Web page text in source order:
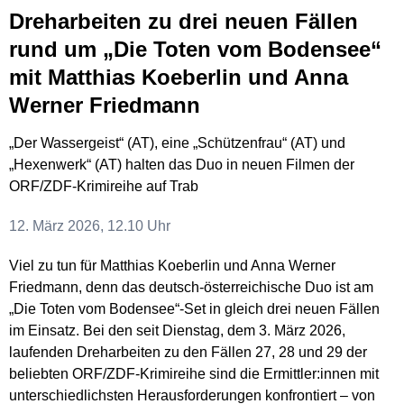
Dreharbeiten zu drei neuen Fällen
rund um „Die Toten vom Bodensee“
mit Matthias Koeberlin und Anna
Werner Friedmann
„Der Wassergeist“ (AT), eine „Schützenfrau“ (AT) und
„Hexenwerk“ (AT) halten das Duo in neuen Filmen der
ORF/ZDF-Krimireihe auf Trab
12. März 2026, 12.10 Uhr
Viel zu tun für Matthias Koeberlin und Anna Werner
Friedmann, denn das deutsch-österreichische Duo ist am
„Die Toten vom Bodensee“-Set in gleich drei neuen Fällen
im Einsatz. Bei den seit Dienstag, dem 3. März 2026,
laufenden Dreharbeiten zu den Fällen 27, 28 und 29 der
beliebten ORF/ZDF-Krimireihe sind die Ermittler:innen mit
unterschiedlichsten Herausforderungen konfrontiert – von